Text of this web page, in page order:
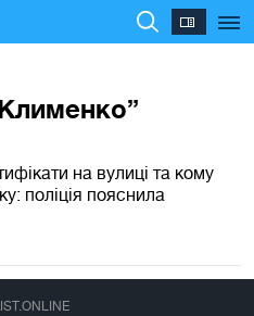
на вулиці та кому
поліція пояснила